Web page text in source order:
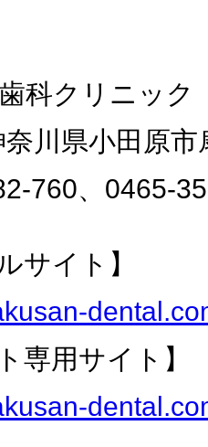
科クリニック
川県小田原市
760、0465-
サイト】
専用サイト】